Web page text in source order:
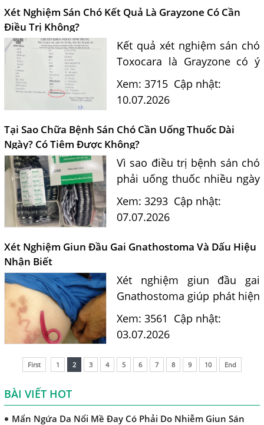
Văn Đức tư vấn nguyên
Xét Nghiệm Sán Chó Kết Quả Là Grayzone Có Cần
Điều Trị Không?
Kết quả xét nghiệm sán chó
Toxocara là Grayzone có ý
nghĩa gì? Bác sĩ Nguyễn Văn
Đức giải đáp khi nào cần
và những lưu ý phòng...
Xem: 3715 Cập nhật:
10.07.2026
Tại Sao Chữa Bệnh Sán Chó Cần Uống Thuốc Dài
Ngày? Có Tiêm Được Không?
Vì sao điều trị bệnh sán chó
phải uống thuốc nhiều ngày
mà không thể tiêm một mũi
duy nhất? Bác sĩ Nguyễn
đồ điều trị hiện...
Xem: 3293 Cập nhật:
07.07.2026
Xét Nghiệm Giun Đầu Gai Gnathostoma Và Dấu Hiệu
Nhận Biết
Xét nghiệm giun đầu gai
Gnathostoma giúp phát hiện
sớm bệnh ký sinh trùng
nguy hiểm. Tìm hiểu triệu
nhiễm, vùng nguy cơ cao và
quy trình xét nghiệm...
Xem: 3561 Cập nhật:
03.07.2026
First 1 2 3 4 5 6 7 8 9 10 End
BÀI VIẾT HOT
Một Số Điều Cần Biết Về Ký Sinh Trùng Demodex Trên Da
Người
Nguyên Nhân Và Tác Hại Của Bệnh Giun Chỉ Bạch Huyết
Chẩn Đoán Và Điều Trị Bệnh Echinococcus
Những Điều Cần Biết Về Giun Hình Ống
Chẩn Đoán Và Điều Trị Bệnh Amip Ở Não
Bệnh Sán Chó Dấu Hiệu Nhận Biết Và Thời Gian Trị Bệnh
Sán Chó
Trị Bệnh Sán Chó Có Khỏi Bệnh Ngứa Da Không?
TRIỆU CHỨNG GIUN SÁN CHÓ MÈO
Nhân Dị Ứng Da
Mẩn Ngứa Da Nổi Mề Đay Có Phải Do Nhiễm Giun Sán
Không?